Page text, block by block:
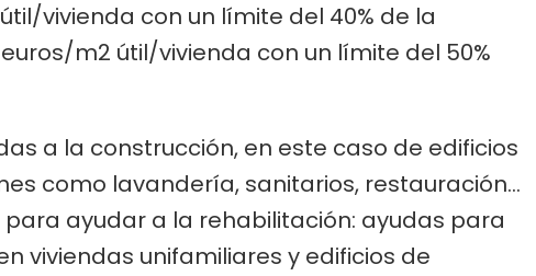
vivienda con un límite del 40% de la
m2 útil/vivienda con un límite del 50%
a la construcción, en este caso de edificios
como lavandería, sanitarios, restauración…
ayudar a la rehabilitación: ayudas para
viviendas unifamiliares y edificios de